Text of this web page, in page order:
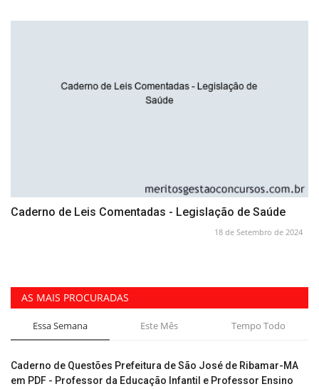
Caderno de Leis Comentadas - Legislação de Saúde
18 de Setembro de 2024
AS MAIS PROCURADAS
Essa Semana Este Mês Tempo Todo
Caderno de Questões Prefeitura de São José de Ribamar-MA
em PDF - Professor da Educação Infantil e Professor Ensino